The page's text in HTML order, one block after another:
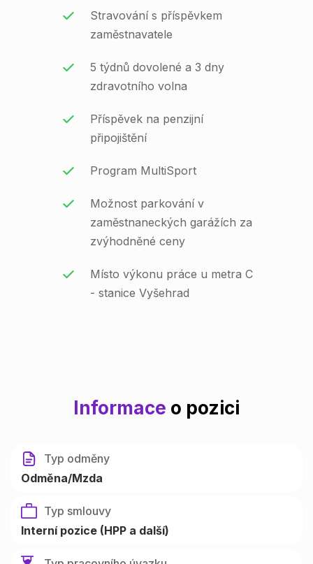
Stravování s příspěvkem
zaměstnavatele
5 týdnů dovolené a 3 dny
zdravotního volna
Příspěvek na penzijní
připojištění
Program MultiSport
Možnost parkování v
zaměstnaneckých garážích za
zvýhodněné ceny
Místo výkonu práce u metra C
- stanice Vyšehrad
Informace o pozici
Typ odměny
Odměna/Mzda
Typ smlouvy
Interní pozice (HPP a další)